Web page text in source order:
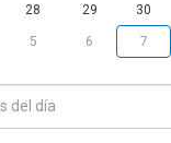
28 29 30
5 6 7